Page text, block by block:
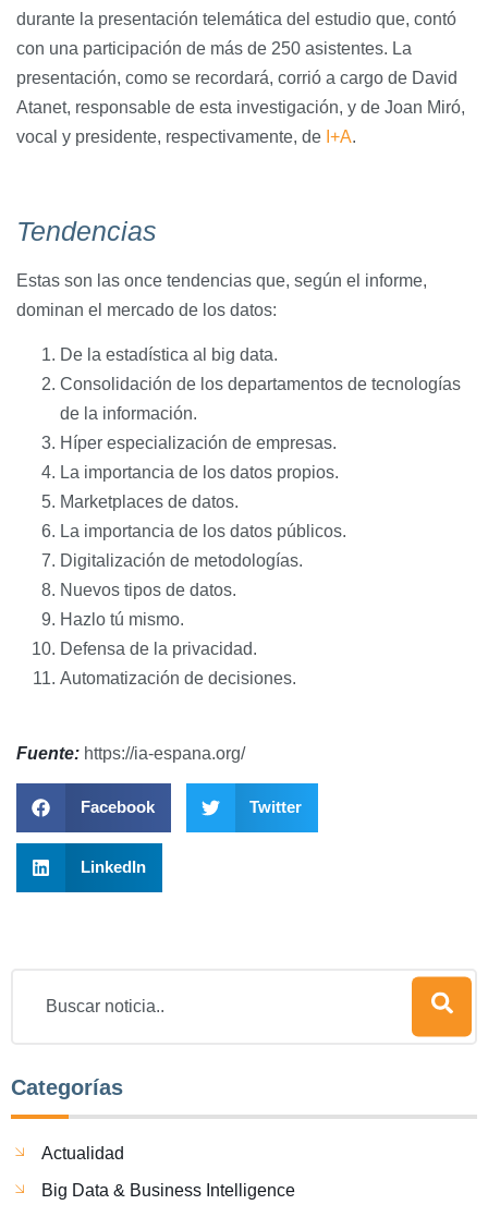
durante la presentación telemática del estudio que, contó
con una participación de más de 250 asistentes. La
presentación, como se recordará, corrió a cargo de David
Atanet, responsable de esta investigación, y de Joan Miró,
vocal y presidente, respectivamente, de I+A.
Tendencias
Estas son las once tendencias que, según el informe,
dominan el mercado de los datos:
De la estadística al big data.
Consolidación de los departamentos de tecnologías
de la información.
Híper especialización de empresas.
La importancia de los datos propios.
Marketplaces de datos.
La importancia de los datos públicos.
Digitalización de metodologías.
Nuevos tipos de datos.
Hazlo tú mismo.
Defensa de la privacidad.
Automatización de decisiones.
Fuente: https://ia-espana.org/
Facebook Twitter
LinkedIn
Categorías
Actualidad
Big Data & Business Intelligence